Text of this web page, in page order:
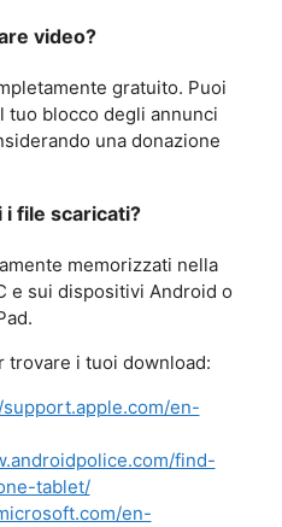
video?
gratuito. Puoi
blocco degli annunci
una donazione
i file scaricati?
memorizzati nella
e sui dispositivi Android o
trovare i tuoi download:
en-
find-
tablet/
en-